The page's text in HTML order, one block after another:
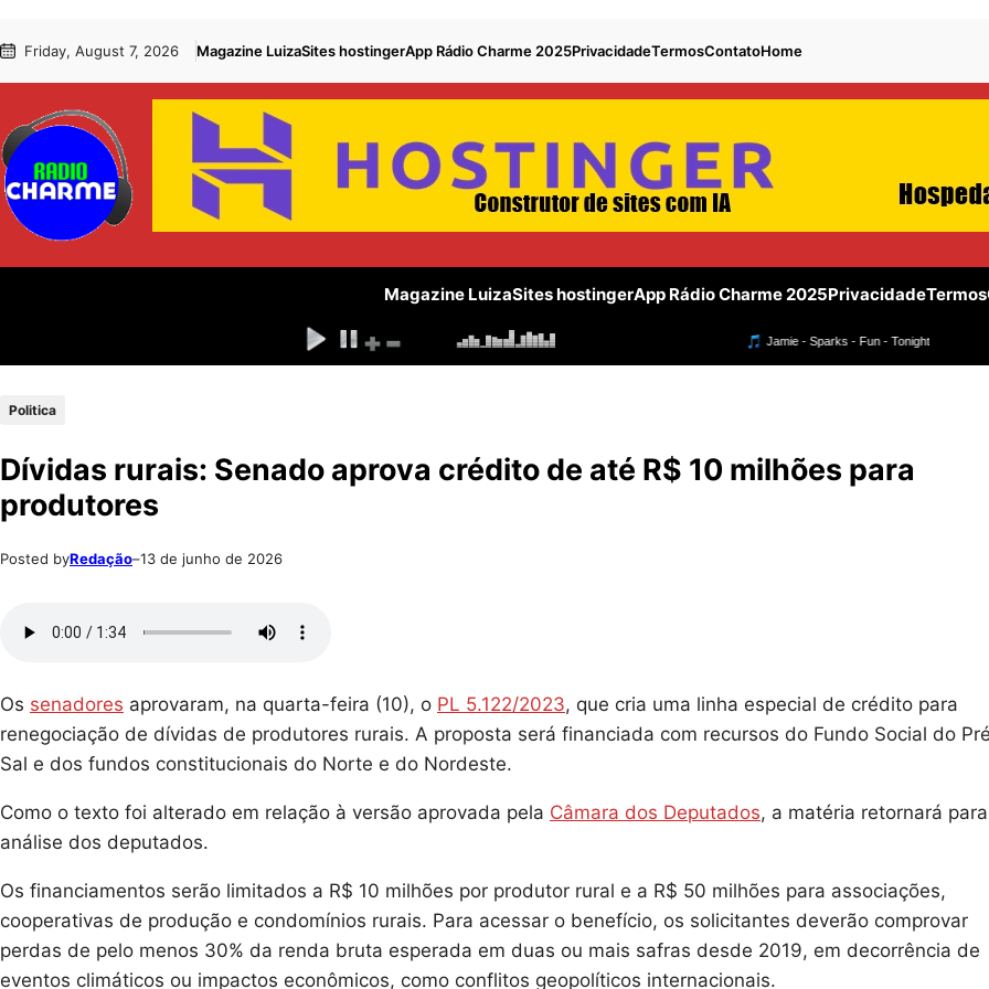
para
conteúdo
to Friday, August 7, 2026 Magazine LuizaSites hostingerApp Rádio Charme 2025PrivacidadeTermosContatoHome
Magazine LuizaSites hostingerApp Rádio Charme 2025PrivacidadeTermos
Politica
Dívidas rurais: Senado aprova crédito de até R$ 10 milhões para
produtores
Posted byRedação–13 de junho de 2026
Os senadores aprovaram, na quarta-feira (10), o PL 5.122/2023, que cria uma linha especial de crédito para
renegociação de dívidas de produtores rurais. A proposta será financiada com recursos do Fundo Social do
Sal e dos fundos constitucionais do Norte e do Nordeste.
Como o texto foi alterado em relação à versão aprovada pela Câmara dos Deputados, a matéria retornará para
análise dos deputados.
Os financiamentos serão limitados a R$ 10 milhões por produtor rural e a R$ 50 milhões para associações,
cooperativas de produção e condomínios rurais. Para acessar o benefício, os solicitantes deverão comprovar
perdas de pelo menos 30% da renda bruta esperada em duas ou mais safras desde 2019, em decorrência de
eventos climáticos ou impactos econômicos, como conflitos geopolíticos internacionais.